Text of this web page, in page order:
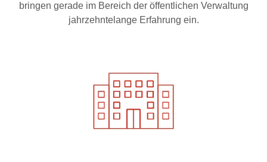
bringen gerade im Bereich der öffentlichen Verwaltung
jahrzehntelange Erfahrung ein.